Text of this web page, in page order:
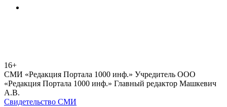
16+
СМИ «Редакция Портала 1000 инф.» Учредитель ООО
«Редакция Портала 1000 инф.» Главный редактор Машкевич
А.В.
Свидетельство СМИ